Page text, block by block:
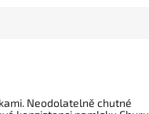
Neodolatelně chutné